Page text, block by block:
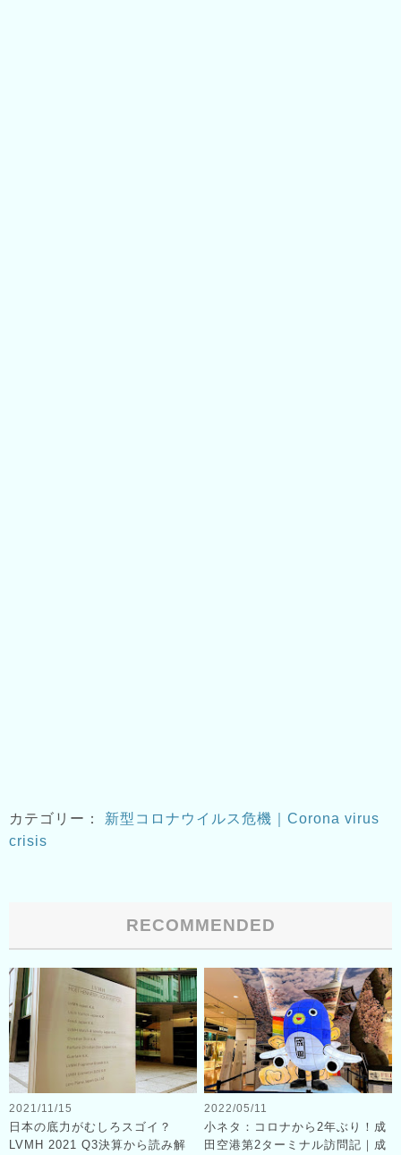
カテゴリー： 新型コロナウイルス危機｜Corona virus
crisis
RECOMMENDED
2021/11/15
日本の底力がむしろスゴイ？
LVMH 2021 Q3決算から読み解
2022/05/11
小ネタ：コロナから2年ぶり！成
田空港第2ターミナル訪問記｜成